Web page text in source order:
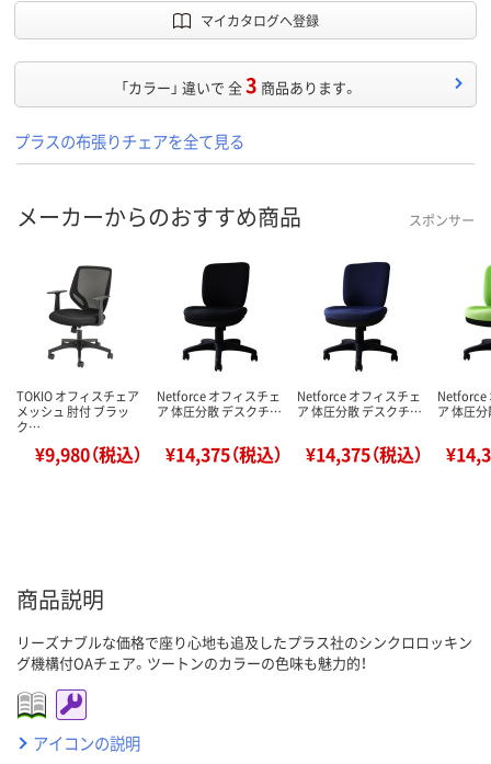
マイカタログへ登録
「カラー」 違いで 全3 商品あります。
プラスの布張りチェアを全て見る
メーカーからのおすすめ商品 スポンサー
TOKIO オフィスチェア
メッシュ 肘付 ブラッ
ク…
¥9,980（税込）
Netforce オフィスチェ
ア 体圧分散 デスクチ…
¥14,375（税込）
Netforce オフィスチェ
ア 体圧分散 デスクチ…
¥14,375（税込）
Netforce
ア 体圧
商品説明
リーズナブルな価格で座り心地も追及したプラス社のシンクロロッキン
グ機構付OAチェア。ツートンのカラーの色味も魅力的！
アイコンの説明